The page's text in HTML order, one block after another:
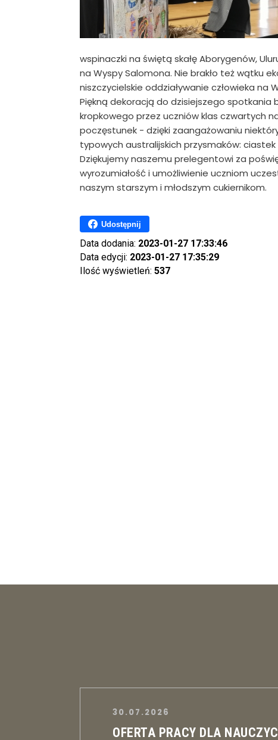
wspinaczki na świętą skałę Aborygenów,
na Wyspy Salomona. Nie brakło też wątku
niszczycielskie oddziaływanie człowieka na
Piękną dekoracją do dzisiejszego spotkania
kropkowego przez uczniów klas czwartych
poczęstunek - dzięki zaangażowaniu
typowych australijskich przysmaków:
Dziękujemy naszemu prelegentowi za
wyrozumiałość i umożliwienie uczniom
naszym starszym i młodszym cukiernikom.
Udostępnij
Data dodania: 2023-01-27 17:33:46
Data edycji: 2023-01-27 17:35:29
Ilość wyświetleń:537
30.07.2026
OFERTA PRACY DLA